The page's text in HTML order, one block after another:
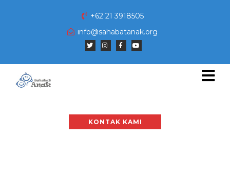
+62 21 3918505
info@sahabatanak.org
KONTAK KAMI